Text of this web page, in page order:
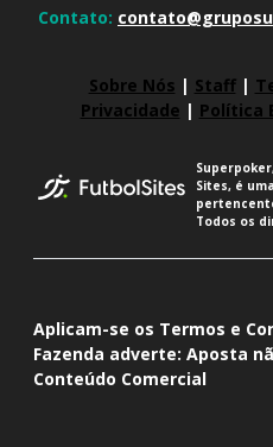
Contato:
Sobre Nós | Staff|
Privacidade | Política
Sites, é
Todos os
Aplicam-se os Termos e
Fazenda adverte: Aposta
Conteúdo Comercial